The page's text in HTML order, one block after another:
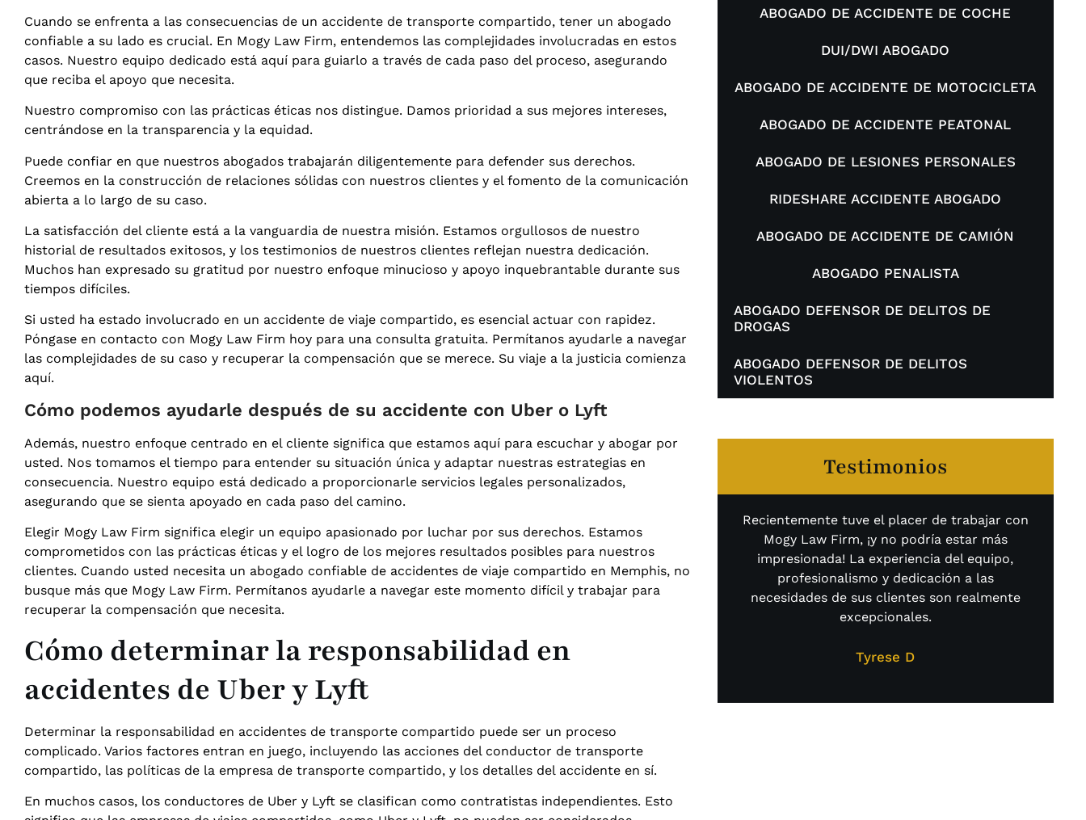
Cuando se enfrenta a las consecuencias de un accidente de transporte compartido, tener un abogado
confiable a su lado es crucial. En Mogy Law Firm, entendemos las complejidades involucradas en estos
casos. Nuestro equipo dedicado está aquí para guiarlo a través de cada paso del proceso, asegurando
que reciba el apoyo que necesita.
Nuestro compromiso con las prácticas éticas nos distingue. Damos prioridad a sus mejores intereses,
centrándose en la transparencia y la equidad.
Puede confiar en que nuestros abogados trabajarán diligentemente para defender sus derechos.
Creemos en la construcción de relaciones sólidas con nuestros clientes y el fomento de la comunicación
abierta a lo largo de su caso.
La satisfacción del cliente está a la vanguardia de nuestra misión. Estamos orgullosos de nuestro
historial de resultados exitosos, y los testimonios de nuestros clientes reflejan nuestra dedicación.
Muchos han expresado su gratitud por nuestro enfoque minucioso y apoyo inquebrantable durante sus
tiempos difíciles.
Si usted ha estado involucrado en un accidente de viaje compartido, es esencial actuar con rapidez.
Póngase en contacto con Mogy Law Firm hoy para una consulta gratuita. Permítanos ayudarle a navegar
las complejidades de su caso y recuperar la compensación que se merece. Su viaje a la justicia comienza
aquí.
Cómo podemos ayudarle después de su accidente con Uber o Lyft
Además, nuestro enfoque centrado en el cliente significa que estamos aquí para escuchar y abogar por
usted. Nos tomamos el tiempo para entender su situación única y adaptar nuestras estrategias en
consecuencia. Nuestro equipo está dedicado a proporcionarle servicios legales personalizados,
asegurando que se sienta apoyado en cada paso del camino.
Elegir Mogy Law Firm significa elegir un equipo apasionado por luchar por sus derechos. Estamos
comprometidos con las prácticas éticas y el logro de los mejores resultados posibles para nuestros
clientes. Cuando usted necesita un abogado confiable de accidentes de viaje compartido en Memphis, no
busque más que Mogy Law Firm. Permítanos ayudarle a navegar este momento difícil y trabajar para
recuperar la compensación que necesita.
Cómo determinar la responsabilidad en
accidentes de Uber y Lyft
Determinar la responsabilidad en accidentes de transporte compartido puede ser un proceso
complicado. Varios factores entran en juego, incluyendo las acciones del conductor de transporte
compartido, las políticas de la empresa de transporte compartido, y los detalles del accidente en sí.
En muchos casos, los conductores de Uber y Lyft se clasifican como contratistas independientes. Esto
ABOGADO DE ACCIDENTE DE COCHE
DUI/DWI ABOGADO
ABOGADO DE ACCIDENTE DE MOTOCICLETA
ABOGADO DE ACCIDENTE PEATONAL
ABOGADO DE LESIONES PERSONALES
RIDESHARE ACCIDENTE ABOGADO
ABOGADO DE ACCIDENTE DE CAMIÓN
ABOGADO PENALISTA
ABOGADO DEFENSOR DE DELITOS DE
DROGAS
ABOGADO DEFENSOR DE DELITOS
VIOLENTOS
Testimonios
Recientemente tuve el placer de trabajar con
Mogy Law Firm, ¡y no podría estar más
impresionada! La experiencia del equipo,
profesionalismo y dedicación a las
necesidades de sus clientes son realmente
excepcionales.
Tyrese D